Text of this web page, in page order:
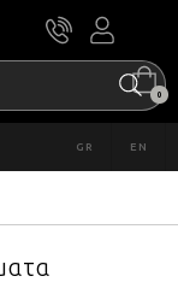
0
GR EN